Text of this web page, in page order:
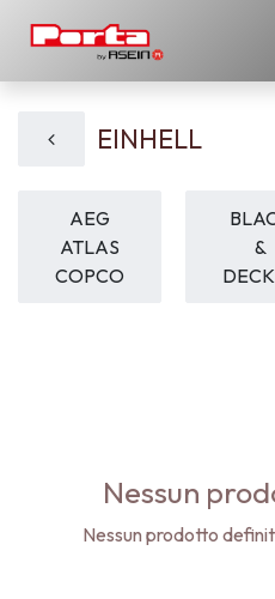
EINHELL
AEG
ATLAS
COPCO
&
Nessun
Nessun prodotto